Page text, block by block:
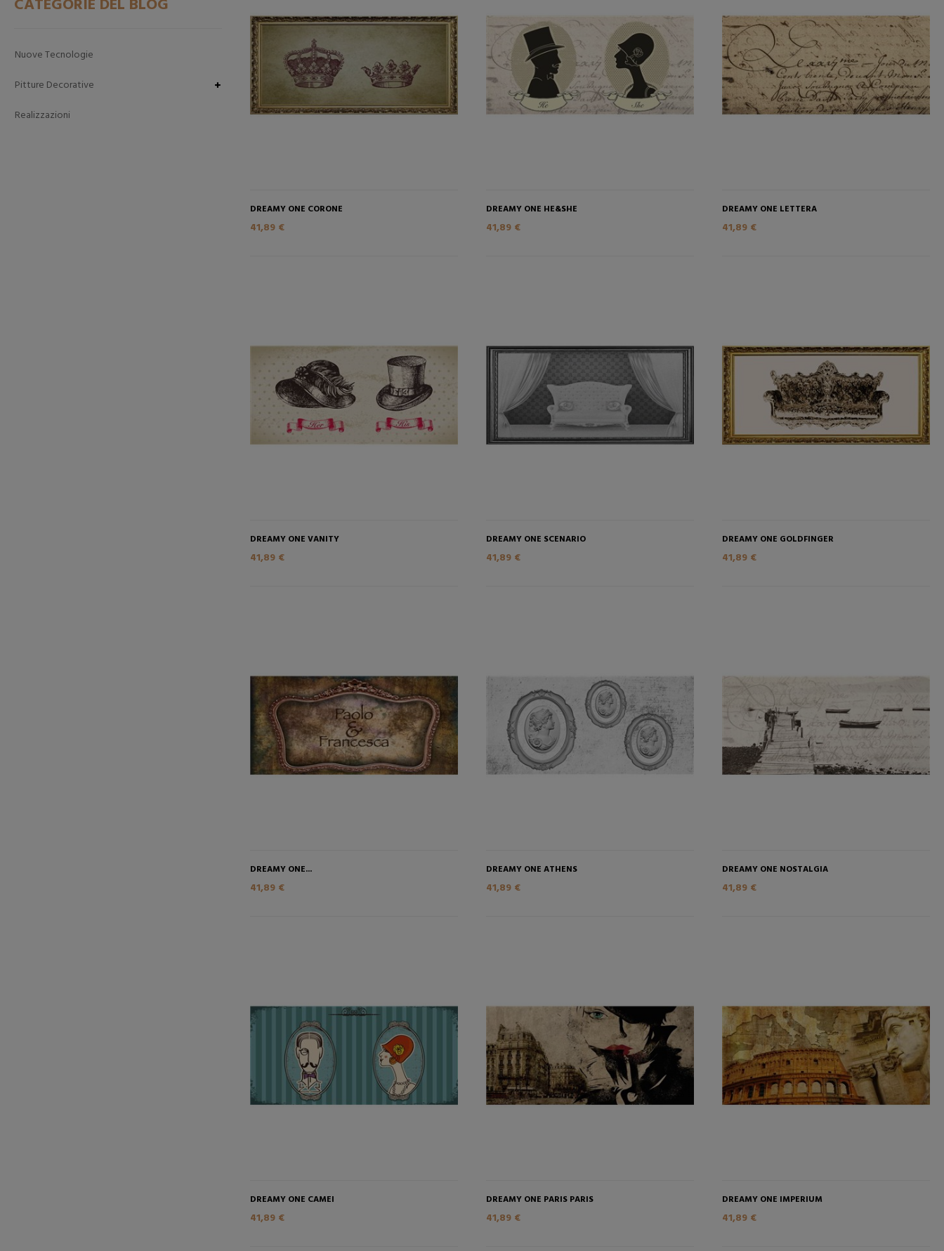
CATEGORIE DEL BLOG
Nuove Tecnologie
Pitture Decorative
Realizzazioni
DREAMY ONE CORONE
41,89 €
DREAMY ONE HE&SHE
41,89 €
DREAMY ONE LETTERA
41,89 €
DREAMY ONE VANITY
41,89 €
DREAMY ONE SCENARIO
41,89 €
DREAMY ONE GOLDFINGER
41,89 €
DREAMY ONE...
41,89 €
DREAMY ONE ATHENS
41,89 €
DREAMY ONE NOSTALGIA
41,89 €
DREAMY ONE CAMEI
41,89 €
DREAMY ONE PARIS PARIS
41,89 €
DREAMY ONE IMPERIUM
41,89 €